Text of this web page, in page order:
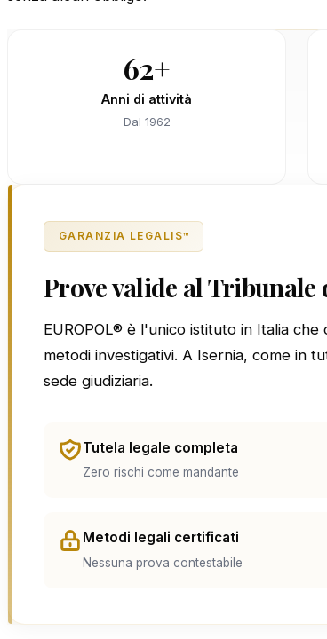
62+
Anni di attività
Dal 1962
GARANZIA LEGALIS™
Prove valide al Tribunale
EUROPOL® è l'unico istituto in Italia che
metodi investigativi. A Isernia, come in
sede giudiziaria.
Tutela legale completa
Zero rischi come mandante
Metodi legali certificati
Nessuna prova contestabile